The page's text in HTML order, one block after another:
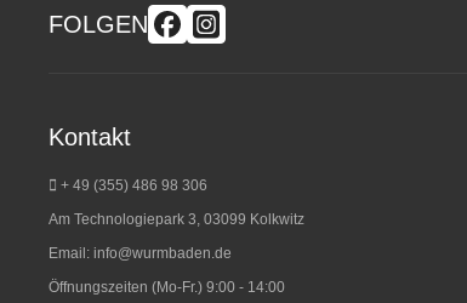
FOLGEN
Kontakt
+ 49 (355) 486 98 306
Am Technologiepark 3, 03099 Kolkwitz
Email: info@wurmbaden.de
Öffnungszeiten (Mo-Fr.) 9:00 - 14:00